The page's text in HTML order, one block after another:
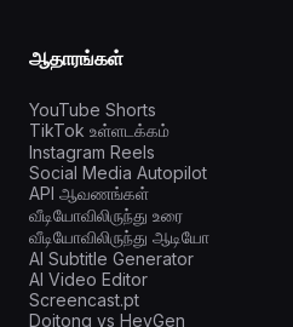
ஆதாரங்கள்
YouTube Shorts
TikTok உள்ளடக்கம்
Instagram Reels
Social Media Autopilot
API ஆவணங்கள்
வீடியோவிலிருந்து உரை
வீடியோவிலிருந்து ஆடியோ
AI Subtitle Generator
AI Video Editor
Screencast.pt
Doitong vs HeyGen